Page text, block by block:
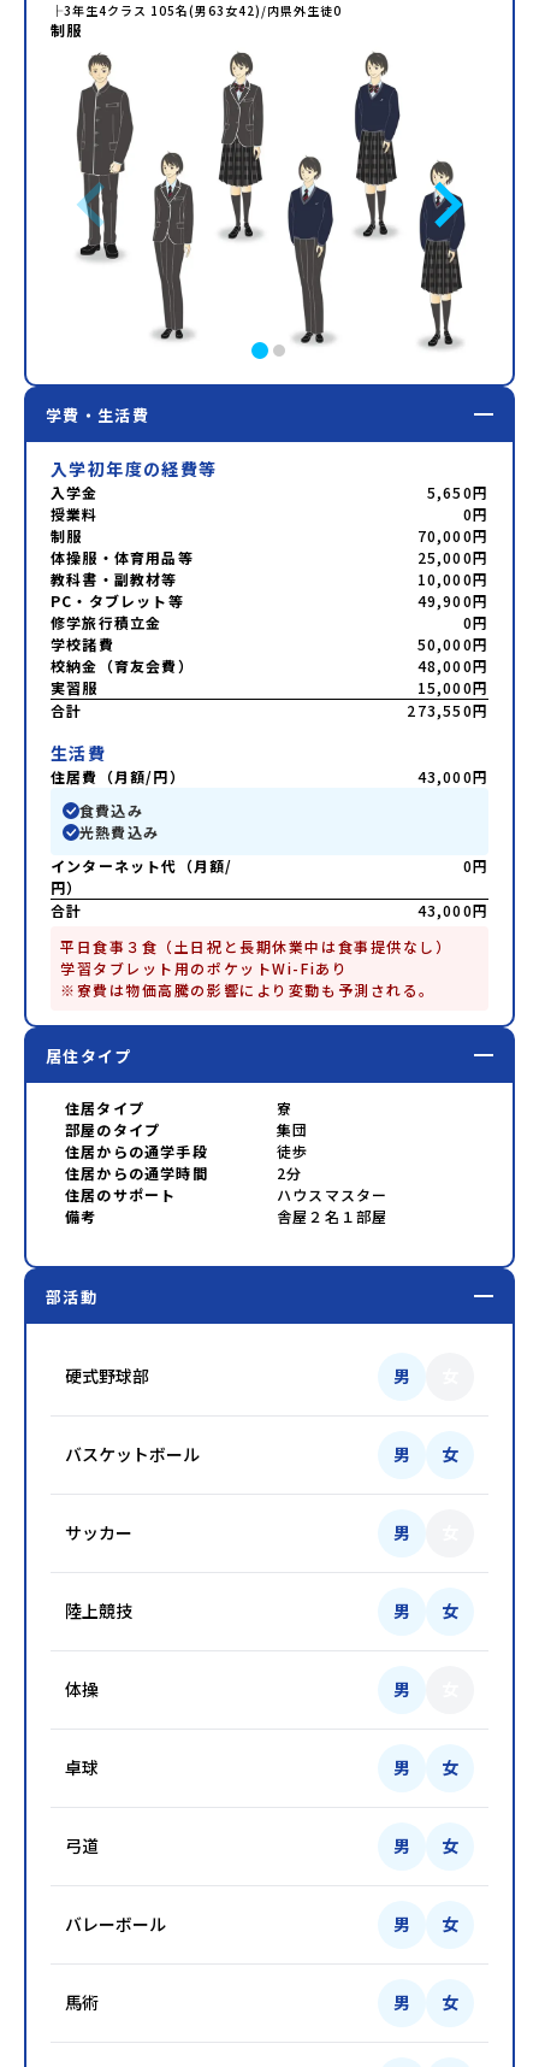
について１室に複数(同性2～4名程度)で宿泊いただく予定で
す。・食事アレルギー対応について個別の詳細なアレルギー
対応希望にはお応えしかねる場合がございます。対応が必要
な場合は必ず事前にご相談ください。・参加取消や急遽参加
できなくなった場合について参加決定後の参加お取り消しは
ご遠慮下さい。やむを得ないお取り消しの場合はお早めに事
務局までご連絡ください。・キャンセルポリシーやむを得な
い参加お取り消しの場合、以下のルールに沿って対応させて
いただきます。ご了承ください。プログラム開催日の前日＜8
月19日＞から、【キャンセルのご連絡日：お支払いいただく
旅行代金】・21日目にあたる日以前：無料・20日目-8日目：
20％・7日目-2日目：30％・プログラム開始日の前日：
40％・プログラム開始日当日：50％・ご連絡無しでの不参加
またはプログラム開始後の解除：100％・催行中止について天
候などの状況等によって開催を見合わせる可能性がありま
す。その場合は原則、開催日1週間前までにご連絡いたしま
す。又、最少催行人数に達しなかった場合は、開催日3週間前
認ください。運営団体について＜プログラム主催：一般財団
法人地域・教育魅力化プラットフォーム＞「意志ある若者に
あふれる持続可能な地域・社会をつくる」というビジョンを
掲げ、2017年3月に島根県に設立した教育事業団体です。日
本全国約200の高校と連携しながら、中学卒業後に地域の枠を
越えて生徒一人ひとりの夢や価値観に合った地域・学校で1〜
3年間過ごすことができるシステム「地域みらい留学」をはじ
めとした、教育事業や地域活性モデルをつくり続けていま
す。名 称：一般財団法人地域・教育魅力化プラットフォー
ム設 立：2017年3月代表者：岩本 悠所在地：〒690-0842
島根県松江市東本町二丁目25-6 みらいBASE2階 その他所在
地公式HP：http://c-platform.or.jp/お問い合わせ先担当：
小川・小原E-mail：info@miratabi.jp「おためし地域留学
体験」のプログラム開催情報を公式LINEにて配信中！ぜひご
登録ください♪地域みらい留学公式LINE
├3年生4クラス 105名(男63 女42)/内県外生徒0
制服
学費・生活費
入学初年度の経費等
入学金
5,650円
授業料
0円
制服
70,000円
体操服・体育用品等
25,000円
教科書・副教材等
10,000円
PC・タブレット等
49,900円
修学旅行積立金
0円
学校諸費
50,000円
校納金（育友会費）
48,000円
実習服
15,000円
合計
273,550円
生活費
住居費（月額/円）
43,000円
食費込み
光熱費込み
インターネット代（月額/
円）
0円
合計
43,000円
平日食事３食（土日祝と長期休業中は食事提供なし）
学習タブレット用のポケットWi-Fiあり
※寮費は物価高騰の影響により変動も予測される。
居住タイプ
住居タイプ
寮
部屋のタイプ
集団
住居からの通学手段
徒歩
住居からの通学時間
2分
住居のサポート
ハウスマスター
備考
舎屋２名１部屋
部活動
硬式野球部 男
バスケットボール 男 女
サッカー 男
陸上競技 男 女
体操 男
卓球 男 女
弓道 男 女
バレーボール 男 女
馬術 男 女